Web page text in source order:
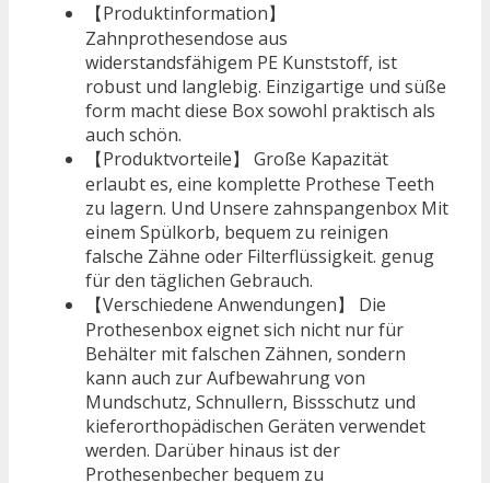
【Produktinformation】
Zahnprothesendose aus
widerstandsfähigem PE Kunststoff, ist
robust und langlebig. Einzigartige und süße
form macht diese Box sowohl praktisch als
auch schön.
【Produktvorteile】 Große Kapazität
erlaubt es, eine komplette Prothese Teeth
zu lagern. Und Unsere zahnspangenbox Mit
einem Spülkorb, bequem zu reinigen
falsche Zähne oder Filterflüssigkeit. genug
für den täglichen Gebrauch.
【Verschiedene Anwendungen】 Die
Prothesenbox eignet sich nicht nur für
Behälter mit falschen Zähnen, sondern
kann auch zur Aufbewahrung von
Mundschutz, Schnullern, Bissschutz und
kieferorthopädischen Geräten verwendet
werden. Darüber hinaus ist der
Prothesenbecher bequem zu